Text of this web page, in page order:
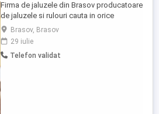
Firma de jaluzele din Brasov producatoare
de jaluzele si rulouri cauta in orice
localitate din tara colaboratori pentru
masuratori, transport si montaj. Modele si
sisteme deosebite: -jaluzele verticale PVC
89 mm, -jaluzele verticale ondulate, -
Brasov, Brasov
29 iulie
Telefon validat